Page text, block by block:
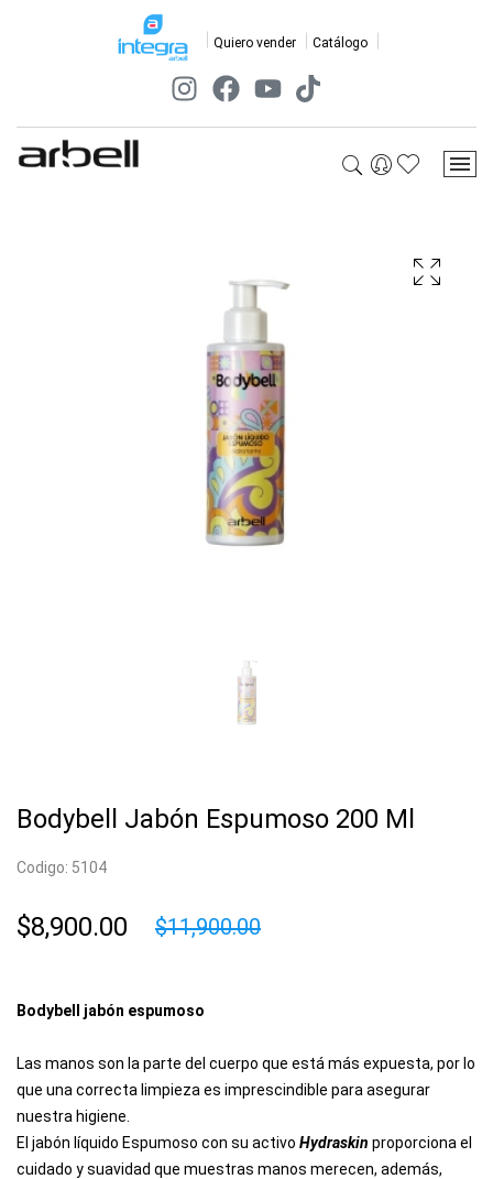
Quiero vender Catálogo
Bodybell Jabón Espumoso 200 Ml
Codigo: 5104
$8,900.00 $11,900.00
Bodybell jabón espumoso
Las manos son la parte del cuerpo que está más expuesta, por lo
que una correcta limpieza es imprescindible para asegurar
nuestra higiene.
El jabón líquido Espumoso con su activo Hydraskin proporciona el
cuidado y suavidad que muestras manos merecen, además,